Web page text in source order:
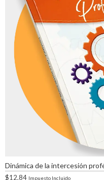
Dinámica de la intercesión
$12,84 Impuesto Incluido